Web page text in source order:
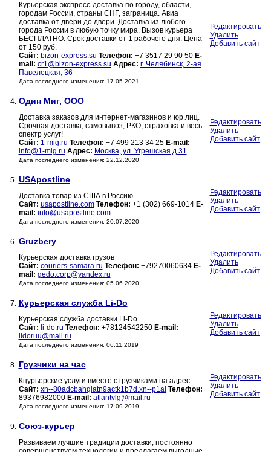
Курьерская экспресс-доставка по городу, области,
городам России, страны СНГ, заграница. Авиа
доставка от двери до двери. Доставка из любого
города России в любую точку мира. Вызов курьера
БЕСПЛАТНО. Срок доставки от 1 рабочего дня. Цена
от 150 руб.
Сайт: bizon-express.su Телефон: +7 3517 29 90 50 E-
mail: cr1@bizon-express.su Адрес: г. Челябинск, 2-ая
Павелецкая, 36
Дата последнего изменения: 17.05.2021
Редактировать
Удалить
Добавить сайт
4. Один Миг, ООО
Доставка заказов для интернет-магазинов и юр.лиц.
Срочная доставка, самовывоз, РКО, страховка и весь
спектр услуг!
Сайт: 1-mig.ru Телефон: +7 499 213 34 25 E-mail:
info@1-mig.ru Адрес: Москва, ул. Угрешская д.31
Дата последнего изменения: 22.12.2020
Редактировать
Удалить
Добавить сайт
5. USApostline
Доставка товар из США в Россию
Сайт: usapostline.com Телефон: +1 (302) 669-1014 E-
mail: info@usapostline.com
Дата последнего изменения: 20.07.2020
Редактировать
Удалить
Добавить сайт
6. Gruzbery
Курьерская доставка грузов
Сайт: couriers-samara.ru Телефон: +79270060634 E-
mail: gedo.corp@yandex.ru
Дата последнего изменения: 05.06.2020
Редактировать
Удалить
Добавить сайт
7. Курьерская служба Li-Do
Курьерская служба доставки Li-Do
Сайт: li-do.ru Телефон: +78124542250 E-mail:
lidoruu@mail.ru
Дата последнего изменения: 06.11.2019
Редактировать
Удалить
Добавить сайт
8. Грузчики на час
Кцурьерские услуги вместе с грузчиками на адрес.
Сайт: xn--80adcbahqiatn9actk1b7d.xn--p1ai Телефон:
89376982000 E-mail: atlantvlg@mail.ru
Дата последнего изменения: 17.09.2019
Редактировать
Удалить
Добавить сайт
9. Союз-курьер
Развиваем лучшие традиции доставки, постоянно